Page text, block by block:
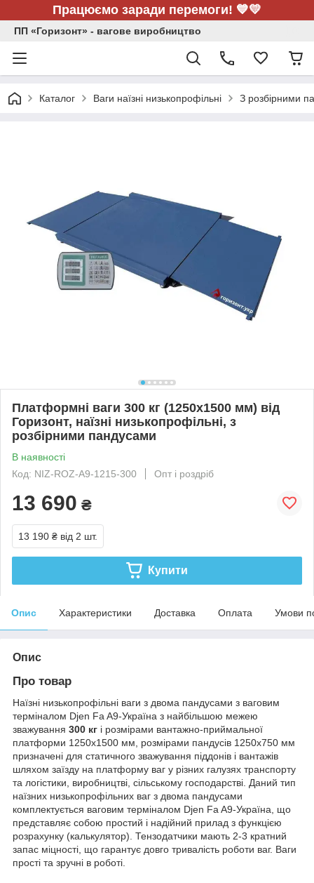
Працюємо заради перемоги! 💙💛
ПП «Горизонт» - вагове виробництво
Каталог Ваги наїзні низькопрофільні З розбірними
Платформні ваги 300 кг (1250х1500 мм) від
Горизонт, наїзні низькопрофільні, з
розбірними пандусами
В наявності
Код: NIZ-ROZ-A9-1215-300
Опт і роздріб
13 690 ₴
13 190 ₴ від 2 шт.
Купити
Опис Характеристики Доставка Оплата Умови
Опис
Про товар
Наїзні низькопрофільні ваги з двома пандусами з ваговим
терміналом Djen Fa A9-Україна з найбільшою межею
зважування 300 кг і розмірами вантажно-приймальної
платформи 1250х1500 мм, розмірами пандусів 1250х750 мм
призначені для статичного зважування піддонів і вантажів
шляхом заїзду на платформу ваг у різних галузях транспорту
та логістики, виробництві, сільському господарстві. Даний тип
наїзних низькопрофільних ваг з двома пандусами
комплектується ваговим терміналом Djen Fa A9-Україна, що
представляє собою простий і надійний прилад з функцією
розрахунку (калькулятор). Тензодатчики мають 2-3 кратний
запас міцності, що гарантує довго тривалість роботи ваг. Ваги
прості та зручні в роботі.